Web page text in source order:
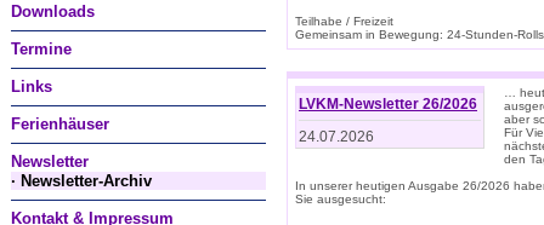
Downloads
Termine
Links
Ferienhäuser
Newsletter
· Newsletter-Archiv
Kontakt & Impressum
Teilhabe / Freizeit
Gemeinsam in Bewegung: 24-Stunden-
LVKM-Newsletter 26/2026
24.07.2026
…
aber
Für
den
In unserer heutigen Ausgabe 26/2026
Sie ausgesucht: